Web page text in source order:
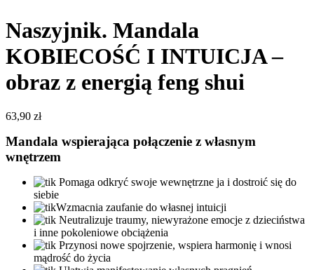
Naszyjnik. Mandala
KOBIECOŚĆ I INTUICJA –
obraz z energią feng shui
63,90 zł
Mandala wspierająca połączenie z własnym
wnętrzem
Pomaga odkryć swoje wewnętrzne ja i dostroić się do
siebie
Wzmacnia zaufanie do własnej intuicji
Neutralizuje traumy, niewyrażone emocje z dzieciństwa
i inne pokoleniowe obciążenia
Przynosi nowe spojrzenie, wspiera harmonię i wnosi
mądrość do życia